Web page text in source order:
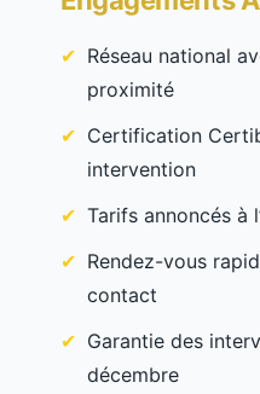
Réseau national
proximité
Certification
intervention
Tarifs annoncés à
Rendez-vous
contact
Garantie des
décembre